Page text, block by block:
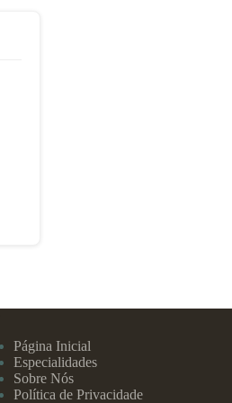
Página Inicial
Especialidades
Sobre Nós
Política de Privacidade